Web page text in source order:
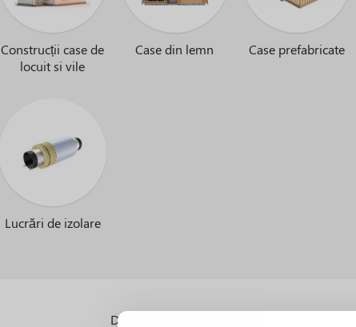
Construcții case de
locuit si vile
Case din lemn Case prefabricate
Lucrări de izolare
Despre portal